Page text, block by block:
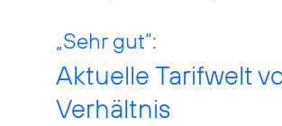
„Sehr gut“:
Aktuelle Tarifwelt
Verhältnis